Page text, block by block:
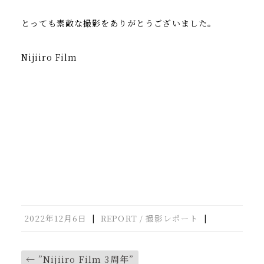
とっても素敵な撮影をありがとうございました。
Nijiiro Film
2022年12月6日 | REPORT / 撮影レポート |
← ”Nijiiro Film 3周年”